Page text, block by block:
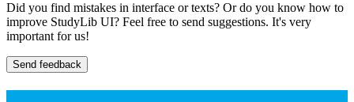
Did you find mistakes in interface or texts? Or do you know how to
improve StudyLib UI? Feel free to send suggestions. It's very
important for us!
Send feedback